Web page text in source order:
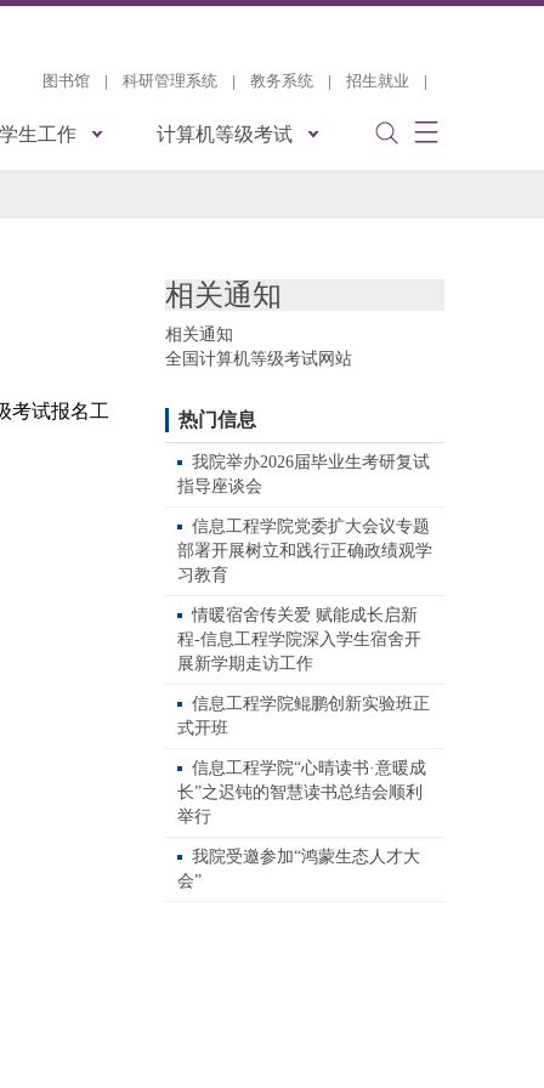
图书馆 | 科研管理系统 | 教务系统 | 招生就业 |
学生工作 计算机等级考试
考试报名工
相关通知
相关通知
全国计算机等级考试网站
热门信息
我院举办2026届毕业生考研复试
指导座谈会
信息工程学院党委扩大会议专题
部署开展树立和践行正确政绩观学
习教育
情暖宿舍传关爱 赋能成长启新
程-信息工程学院深入学生宿舍开
展新学期走访工作
信息工程学院鲲鹏创新实验班正
式开班
信息工程学院“心晴读书·意暖成
长”之迟钝的智慧读书总结会顺利
举行
我院受邀参加“鸿蒙生态人才大
会”